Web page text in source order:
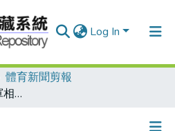
Log In
體育新聞剪報
鏟除瑞典德國踢出冠軍相，波多斯基開賽十二分鐘連進兩球閃電衝進八強/德國教頭閃電戰奏功/克林斯曼取法18位教練/二度助攻破網克洛斯獲選最佳球員，對著牆壁練射門波多斯基成功非偶然/瑞典教頭不滿吃黃牌/贏了80萬球迷陷入瘋狂